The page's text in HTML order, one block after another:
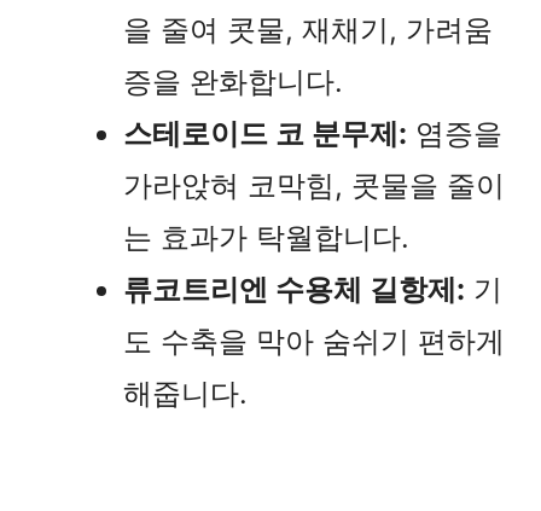
을 줄여 콧물, 재채기, 가려움
증을 완화합니다.
스테로이드 코 분무제: 염증을
가라앉혀 코막힘, 콧물을 줄이
는 효과가 탁월합니다.
류코트리엔 수용체 길항제: 기
도 수축을 막아 숨쉬기 편하게
해줍니다.